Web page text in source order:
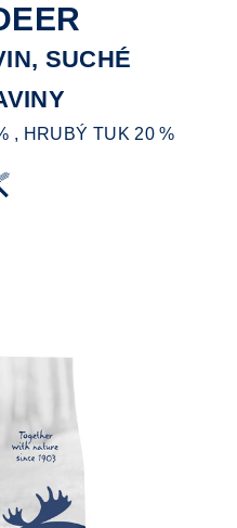
SUCHÉ
, HRUBÝ TUK 20 %